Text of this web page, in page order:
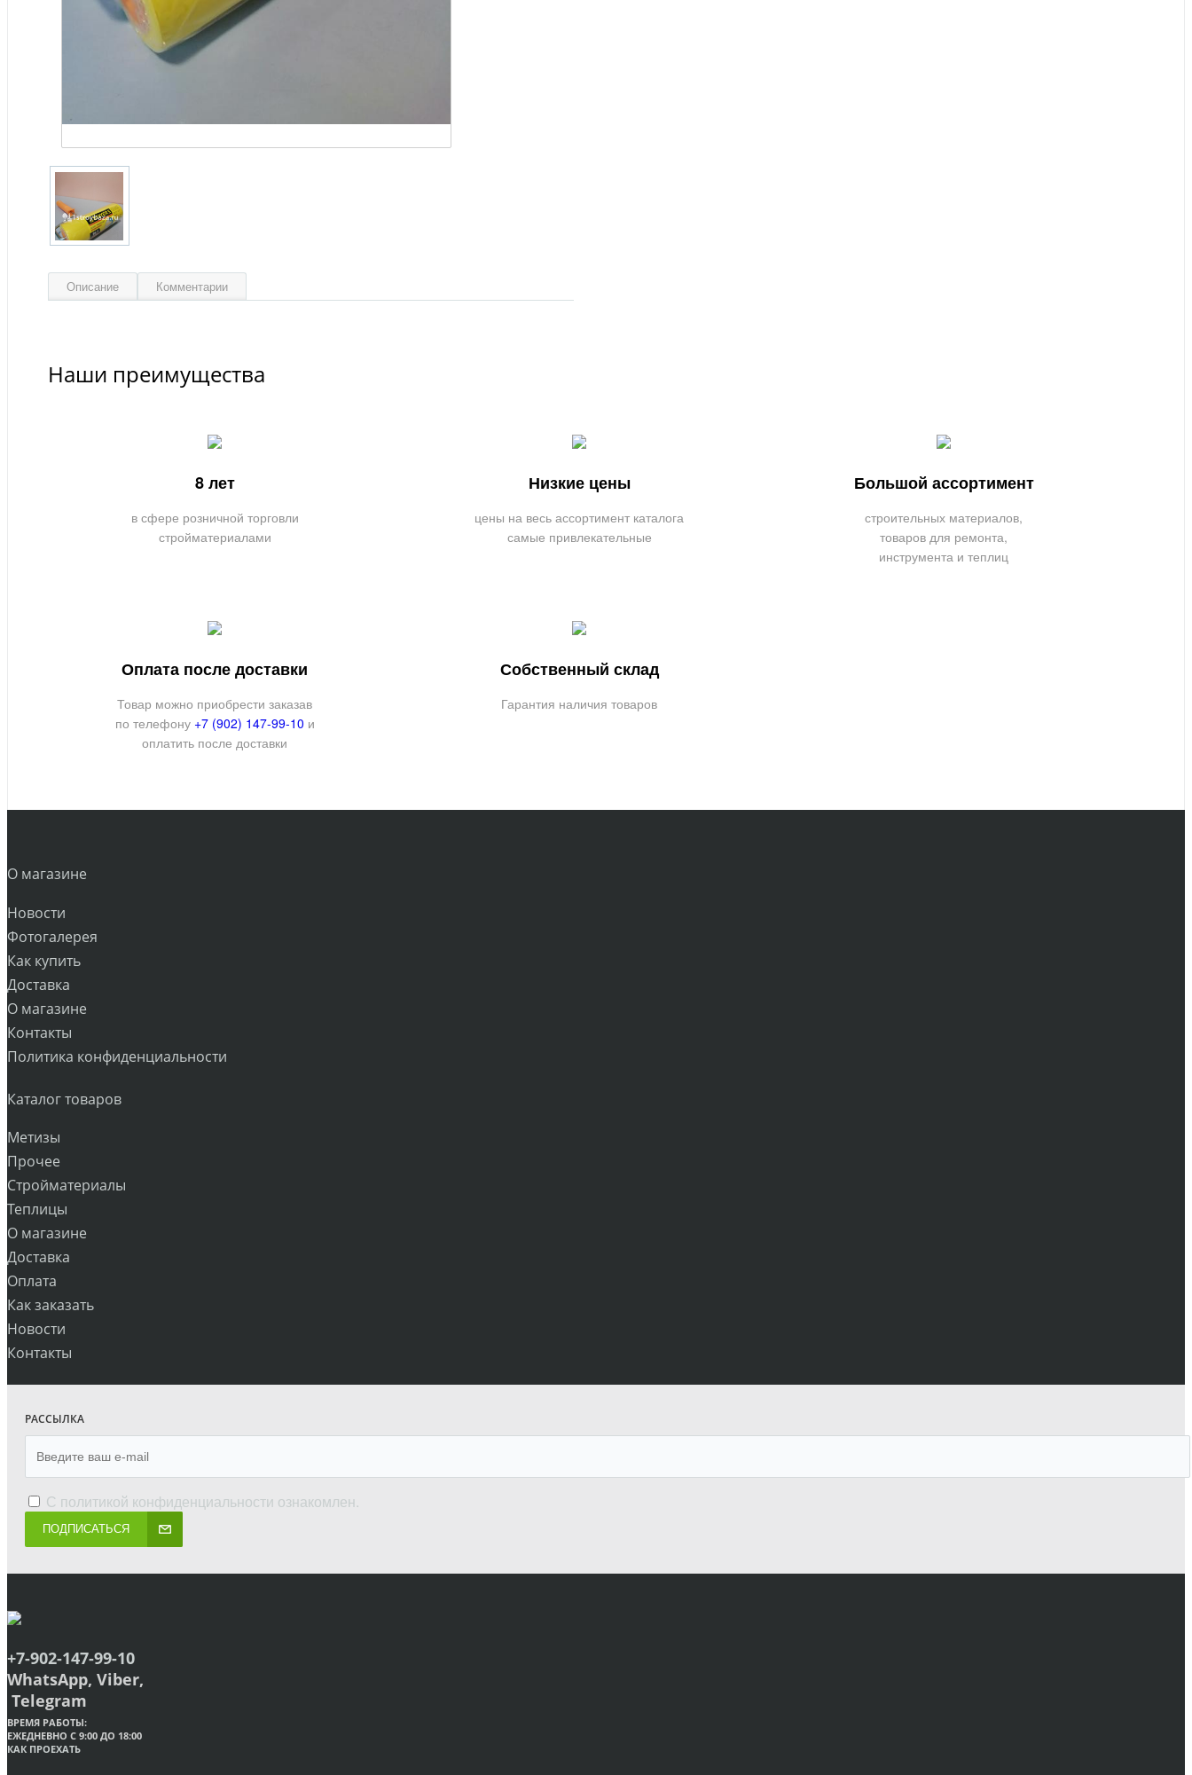
Описание Комментарии
Наши преимущества
8 лет
в сфере розничной торговли
стройматериалами
Низкие цены
цены на весь ассортимент каталога
самые привлекательные
Большой ассортимент
строительных материалов,
товаров для ремонта,
инструмента и теплиц
Оплата после доставки
Товар можно приобрести заказав
по телефону +7 (902) 147-99-10 и
оплатить после доставки
Собственный склад
Гарантия наличия товаров
О магазине
Новости
Фотогалерея
Как купить
Доставка
О магазине
Контакты
Политика конфиденциальности
Каталог товаров
Метизы
Прочее
Стройматериалы
Теплицы
О магазине
Доставка
Оплата
Как заказать
Новости
Контакты
РАССЫЛКА
С политикой конфиденциальности ознакомлен.
ПОДПИСАТЬСЯ
+7-902-147-99-10
WhatsApp, Viber,
Telegram
ВРЕМЯ РАБОТЫ:
ЕЖЕДНЕВНО С 9:00 ДО 18:00
КАК ПРОЕХАТЬ